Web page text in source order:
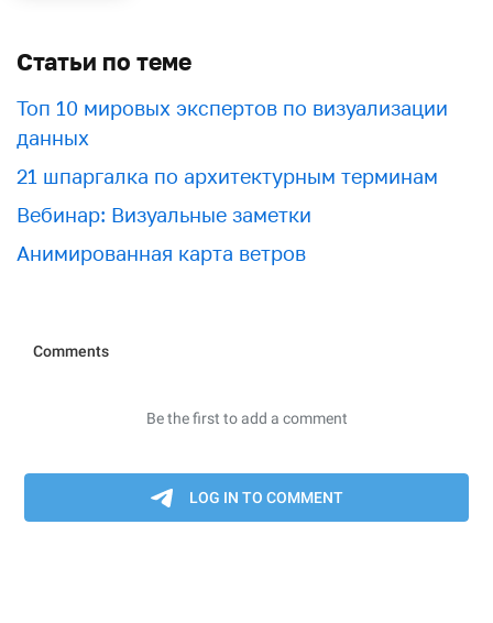
Статьи по теме
Топ 10 мировых экспертов по визуализации
данных
21 шпаргалка по архитектурным терминам
Вебинар: Визуальные заметки
Анимированная карта ветров